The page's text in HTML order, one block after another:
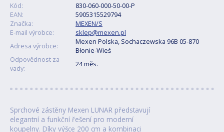
Kód:
830-060-000-50-00-P
EAN:
5905315529794
Značka:
MEXEN/S
E-mail výrobce:
sklep@mexen.pl
Adresa výrobce:
Mexen Polska, Sochaczewska 96B 05-870
Błonie-Wieś
Odpovědnost za
vady:
24 měs.
Sprchové zástěny Mexen LUNAR představují
elegantní a funkční řešení pro moderní
koupelny. Díky výšce 200 cm a kombinaci